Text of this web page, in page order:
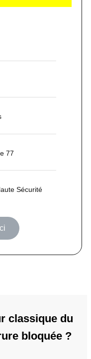
77
Sécurité
classique du
bloquée ?